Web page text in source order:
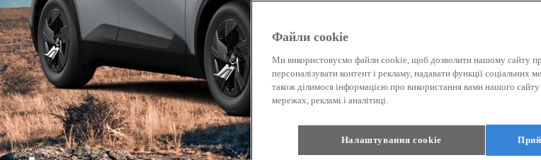
Від
Від
Файли cookie
Ми використовуємо файли cookie, щоб дозволити нашому сайту
персоналізувати контент і рекламу, надавати функції соціальних
також ділимося інформацією про використання вами нашого
мережах, рекламі і аналітиці.
Налаштування cookie